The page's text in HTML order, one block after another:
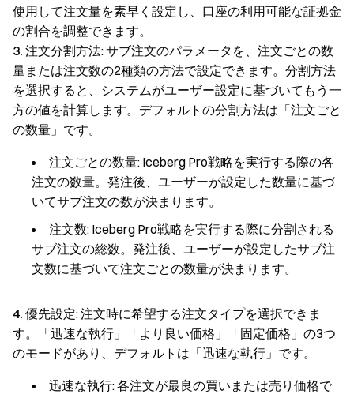
使用して注文量を素早く設定し、口座の利用可能な証拠金
の割合を調整できます。
3. 注文分割方法: サブ注文のパラメータを、注文ごとの数
量または注文数の2種類の方法で設定できます。分割方法
を選択すると、システムがユーザー設定に基づいてもう一
方の値を計算します。デフォルトの分割方法は「注文ごと
の数量」です。
注文ごとの数量: Iceberg Pro戦略を実行する際の各
注文の数量。発注後、ユーザーが設定した数量に基づ
いてサブ注文の数が決まります。
注文数: Iceberg Pro戦略を実行する際に分割される
サブ注文の総数。発注後、ユーザーが設定したサブ注
文数に基づいて注文ごとの数量が決まります。
4. 優先設定: 注文時に希望する注文タイプを選択できま
す。「迅速な執行」「より良い価格」「固定価格」の3つ
のモードがあり、デフォルトは「迅速な執行」です。
迅速な執行: 各注文が最良の買いまたは売り価格で